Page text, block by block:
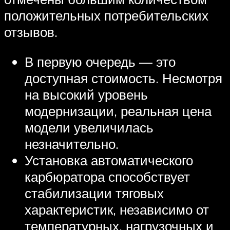
положительных потребительских
отзывов.
В первую очередь — это
доступная стоимость. Несмотря
на высокий уровень
модернизации, реальная цена
модели увеличилась
незначительно.
Установка автоматического
карбюратора способствует
стабилизации тяговых
характеристик, независимо от
температурных, нагрузочных и